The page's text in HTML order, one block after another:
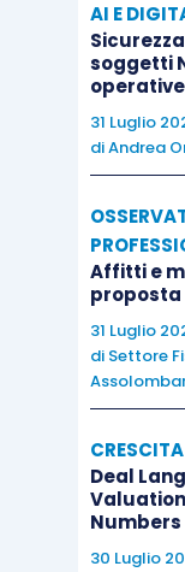
AI E
soggetti
operative
31 Luglio
diAndrea
Affitti e
proposta
31 Luglio
di Settore
Deal
30 Luglio